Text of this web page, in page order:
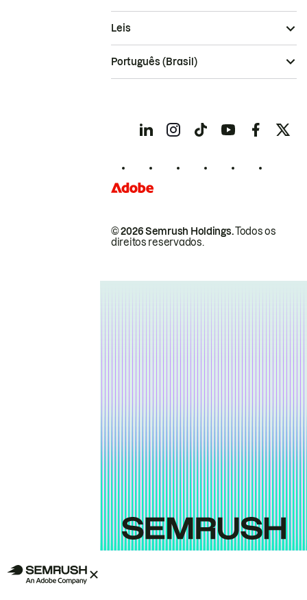
© 2026 Semrush Holdings.Todos os
direitos reservados.
Leis
Português (Brasil)